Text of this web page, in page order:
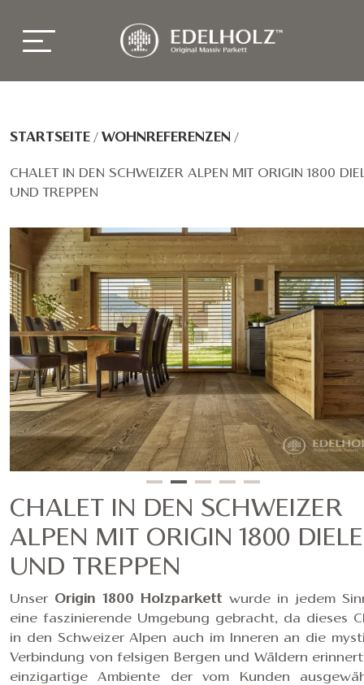
STARTSEITE / WOHNREFERENZEN /
CHALET IN DEN SCHWEIZER ALPEN MIT ORIGIN 1800
UND TREPPEN
CHALET IN DEN SCHWEIZER
ALPEN MIT ORIGIN 1800
UND TREPPEN
Unser Origin 1800 Holzparkett wurde in jedem
eine faszinierende Umgebung gebracht, da dieses
in den Schweizer Alpen auch im Inneren an die
Verbindung von felsigen Bergen und Wäldern
einzigartige Ambiente der vom Kunden